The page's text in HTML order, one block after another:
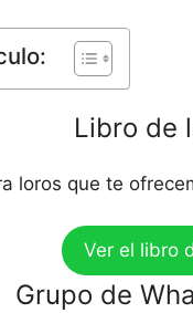
Libro de
loros que te
Ver el libro
Grupo de